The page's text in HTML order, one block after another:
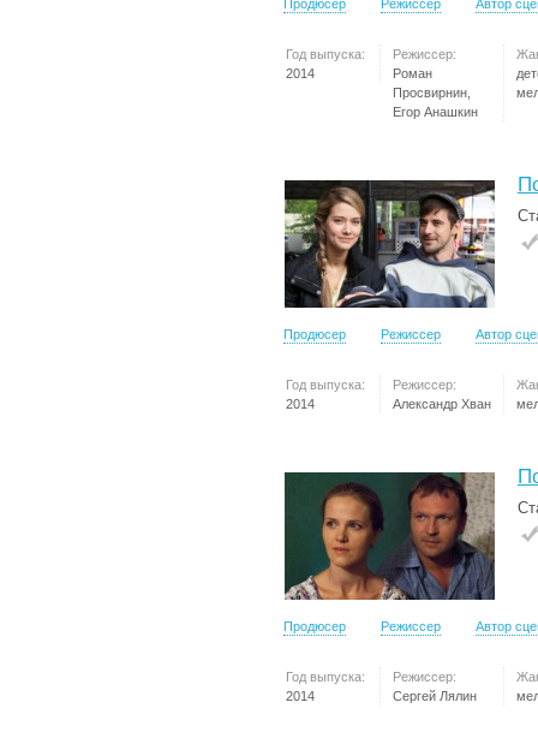
Продюсер Режиссер Автор
Год выпуска:
2014
Режиссер:
Роман
Просвирнин,
Егор Анашкин
Продюсер Режиссер Автор
Год выпуска:
2014
Режиссер:
Александр Хван
Продюсер Режиссер Автор
Год выпуска:
2014
Режиссер:
Сергей Лялин